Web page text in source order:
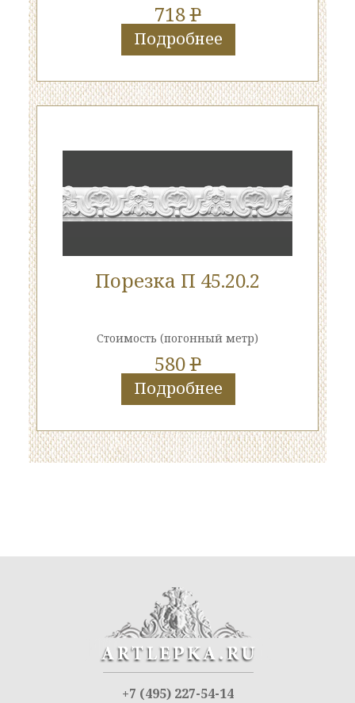
718P
Подробнее
Порезка П 45.20.2
Стоимость (погонный метр)
580P
Подробнее
+7 (495) 227-54-14